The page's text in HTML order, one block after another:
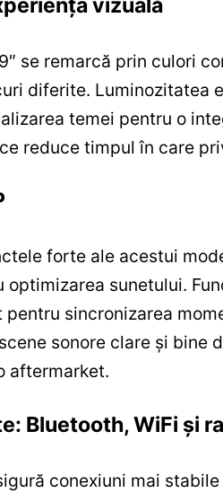
se remarcă prin culori
diferite.
temei pentru o
reduce timpul în care
forte ale acestui
optimizarea sunetului.
sincronizarea
sonore clare și bine
aftermarket.
Bluetooth, WiFi și
conexiuni mai